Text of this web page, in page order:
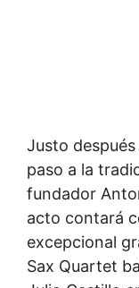
Justo
paso a la
fundador
acto contará
excepcional
Sax Quartet